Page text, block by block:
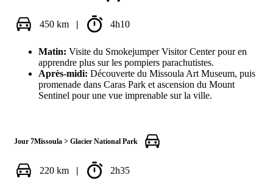
450 km | 4h10
Matin: Visite du Smokejumper Visitor Center pour en
apprendre plus sur les pompiers parachutistes.
Après-midi: Découverte du Missoula Art Museum, puis
promenade dans Caras Park et ascension du Mount
Sentinel pour une vue imprenable sur la ville.
Jour 7Missoula > Glacier National Park
220 km | 2h35